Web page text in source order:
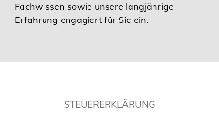
Fachwissen sowie unsere langjährige
Erfahrung engagiert für Sie ein.
STEUERERKLÄRUNG